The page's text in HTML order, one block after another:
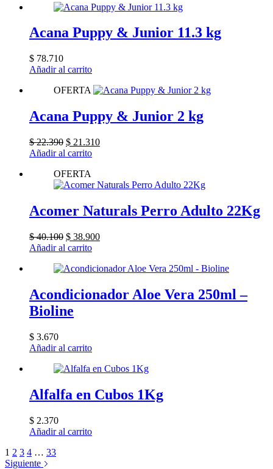
Acana Puppy & Junior 11.3 kg
$ 78.710
Añadir al carrito
OFERTA
Acana Puppy & Junior 2 kg
$22.390 El
precio
era:
$ 22.390.
$ 21.310El
$ 21.310.
Añadir al carrito
OFERTA
Acomer Naturals Perro Adulto 22Kg
$40.100 El
precio
era:
$ 38.900El
es:
Añadir al carrito
Acondicionador Aloe Vera 250ml –
Bioline
$ 3.670
Añadir al carrito
Alfalfa en Cubos 1Kg
$ 2.370
Añadir al carrito
1 2 3 4 … 33
Siguiente